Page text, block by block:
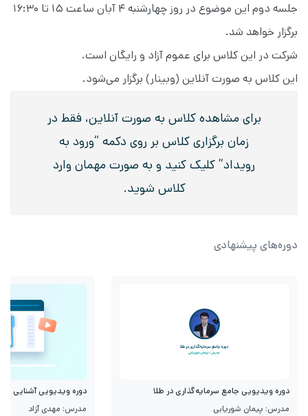
جلسه دوم این موضوع در روز چهارشنبه 4 آبان ساعت 15 تا 16:30
برگزار خواهد شد.
شرکت در این کلاس برای عموم آزاد و رایگان است.
این کلاس به صورت آنلاین (وبینار) برگزار می‌شود.
برای مشاهده کلاس به صورت آنلاین، فقط در
زمان برگزاری کلاس بر روی دکمه “ورود به
رویداد” کلیک کنید و به صورت مهمان وارد
کلاس شوید.
دوره‌های پیشنهادی
دوره ویدیویی جامع سرمایه‌گذاری در طلا
مدرس: پیمان شوریابی
دوره ویدیویی آشنایی با
مدرس: مهدی آزاد